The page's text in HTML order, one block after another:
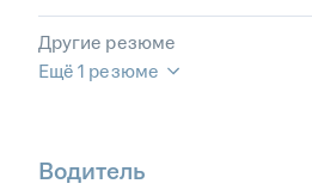
Другие резюме
Ещё 1 резюме
Водитель